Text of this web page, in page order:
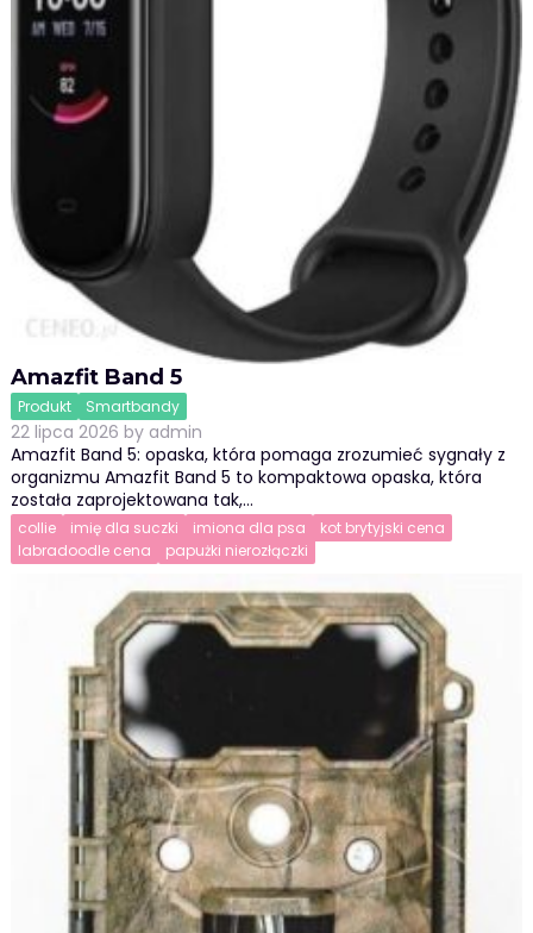
Amazfit Band 5
Produkt Smartbandy
22 lipca 2026 by admin
Amazfit Band 5: opaska, która pomaga zrozumieć sygnały z
organizmu Amazfit Band 5 to kompaktowa opaska, która
została zaprojektowana tak,…
collie imię dla suczki imiona dla psa
kot brytyjski cena
labradoodle cena
papużki nierozłączki